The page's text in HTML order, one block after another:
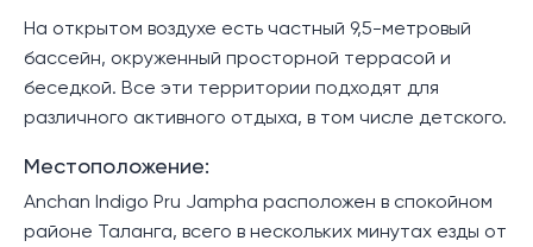
На открытом воздухе есть частный 9,5-метровый
бассейн, окруженный просторной террасой и
беседкой. Все эти территории подходят для
различного активного отдыха, в том числе детского.
Местоположение:
Anchan Indigo Pru Jampha расположен в спокойном
районе Таланга, всего в нескольких минутах езды от